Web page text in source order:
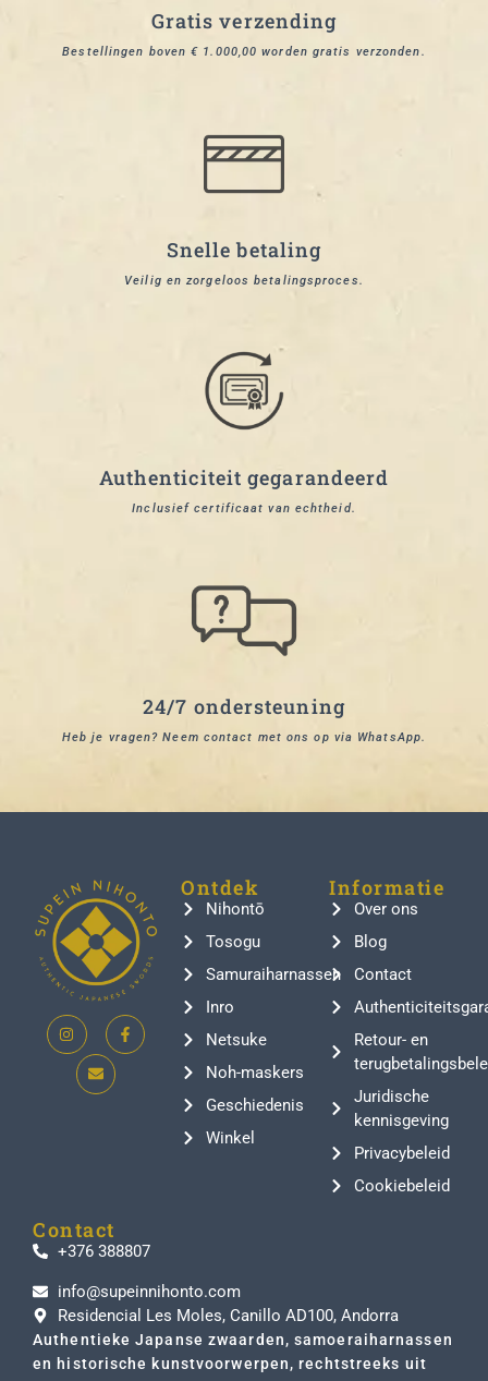
Gratis verzending
Bestellingen boven € 1.000,00 worden gratis verzonden.
Snelle betaling
Veilig en zorgeloos betalingsproces.
Authenticiteit gegarandeerd
Inclusief certificaat van echtheid.
24/7 ondersteuning
Heb je vragen? Neem contact met ons op via WhatsApp.
Ontdek
Nihontō
Tosogu
Samuraiharnassen
Inro
Netsuke
Noh-maskers
Geschiedenis
Winkel
Informatie
Over ons
Blog
Contact
Retour- en
Juridische
kennisgeving
Privacybeleid
Cookiebeleid
Contact
+376 388807
info@supeinnihonto.com
Residencial Les Moles, Canillo AD100, Andorra
Authentieke Japanse zwaarden, samoeraiharnassen
en historische kunstvoorwerpen, rechtstreeks uit